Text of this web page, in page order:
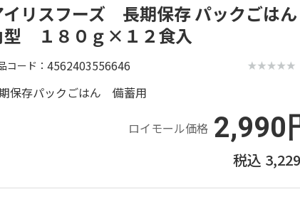
イリスフーズ 長期保存 パックごは
型 １８０ｇ×１２食入
コード 4562403556646
保存パックごはん 備蓄用
ロイモール価格 2,990